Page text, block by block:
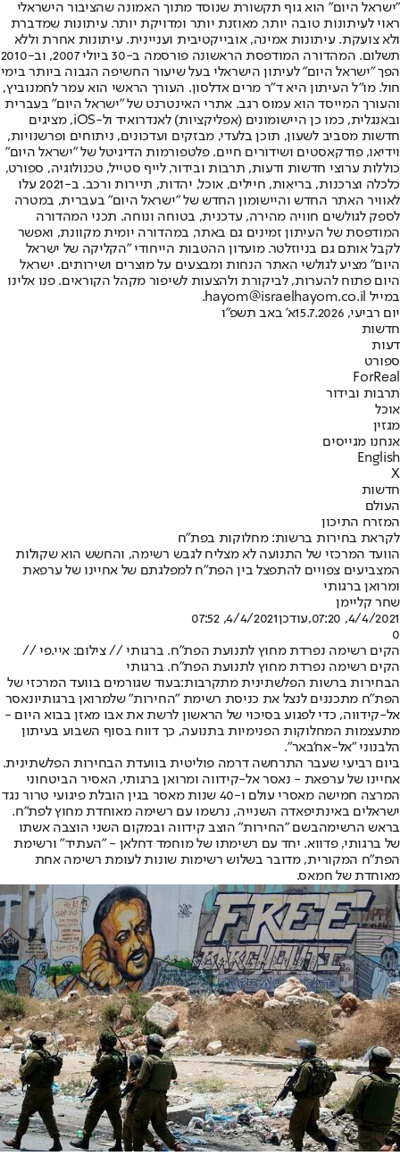
"ישראל היום" הוא גוף תקשורת שנוסד מתוך האמונה שהציבור הישראלי
ראוי לעיתונות טובה יותר, מאוזנת יותר ומדויקת יותר. עיתונות שמדברת
ולא צועקת. עיתונות אמינה, אובייקטיבית ועניינית. עיתונות אחרת וללא
תשלום. המהדורה המודפסת הראשונה פורסמה ב-30 ביולי 2007, וב-2010
הפך "ישראל היום" לעיתון הישראלי בעל שיעור החשיפה הגבוה ביותר בימי
חול. מו"ל העיתון היא ד"ר מרים אדלסון. העורך הראשי הוא עמר לחמנוביץ,
והעורך המייסד הוא עמוס רגב. אתרי האינטרנט של "ישראל היום" בעברית
ובאנגלית, כמו כן היישומונים (אפליקציות) לאנדרואיד ול-iOS, מציגים
חדשות מסביב לשעון, תוכן בלעדי, מבזקים ועדכונים, ניתוחים ופרשנויות,
וידיאו, פודקאסטים ושידורים חיים. פלטפורמות הדיגיטל של "ישראל היום"
כוללות ערוצי חדשות ודעות, תרבות ובידור, לייף סטייל, טכנולוגיה, ספורט,
כלכלה וצרכנות, בריאות, חיילים, אוכל, יהדות, תיירות ורכב. ב-2021 עלו
לאוויר האתר החדש והיישומון החדש של "ישראל היום" בעברית, במטרה
לספק לגולשים חוויה מהירה, עדכנית, בטוחה ונוחה. תכני המהדורה
המודפסת של העיתון זמינים גם באתר, במהדורה יומית מקוונת, ואפשר
לקבל אותם גם בניוזלטר. מועדון ההטבות הייחודי "הקליקה של ישראל
היום" מציע לגולשי האתר הנחות ומבצעים על מוצרים ושירותים. ישראל
היום פתוח להערות, לביקורת ולהצעות לשיפור מקהל הקוראים. פנו אלינו
במייל hayom@israelhayom.co.il.
יום רביעי, 15.7.2026
א' באב תשפ"ו
חדשות
דעות
ספורט
ForReal
תרבות ובידור
אוכל
מגזין
אנחנו מגייסים
English
X
חדשות
העולם
המזרח התיכון
לקראת בחירות ברשות: מחלוקות בפת"ח
הוועד המרכזי של התנועה לא מצליח לגבש רשימה, והחשש הוא שקולות
המצביעים צפויים להתפצל בין הפת"ח למפלגתם של אחיינו של ערפאת
ומרואן ברגותי
שחר קליימן
4/4/2021, 07:20
,עודכן4/4/2021, 07:52
0
הקים רשימה נפרדת מחוץ לתנועת הפת"ח. ברגותי // צילום: איי.פי //
הקים רשימה נפרדת מחוץ לתנועת הפת"ח. ברגותי
הבחירות ברשות הפלשתינית מתקרבות:בעוד שגורמים בוועד המרכזי של
הפת"ח מתכננים לנצל את כניסת רשימת "החירות" שלמרואן ברגותיונאסר
אל-קידווה, כדי לפגוע בסיכוי של הראשון לרשת את אבו מאזן בבוא היום -
מתעצמות המחלוקות הפנימיות בתנועה, כך דווח בסוף השבוע בעיתון
הלבנוני "אל-אח'באר".
ביום רביעי שעבר התרחשה דרמה פוליטית בוועדת הבחירות הפלשתינית.
אחיינו של ערפאת - נאסר אל-קידווה ומרואן ברגותי, האסיר הביטחוני
המרצה חמישה מאסרי עולם ו-40 שנות מאסר בגין הובלת פיגועי טרור נגד
ישראלים באינתיפאדה השנייה, נרשמו עם רשימה מאוחדת מחוץ לפת"ח.
בראש הרשימהבשם "החירות" הוצב קידווה ובמקום השני הוצבה אשתו
של ברגותי, פדווא. יחד עם רשימתו של מוחמד דחלאן - "העתיד" ורשימת
הפת"ח המקורית, מדובר בשלוש רשימות שונות לעומת רשימה אחת
מאוחדת של חמאס.